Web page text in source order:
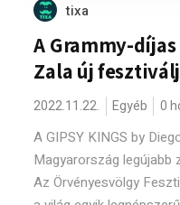
tixa
A Grammy-díjas
Zala új
2022.11.22. Egyéb 0
A GIPSY KINGS by
Magyarország legújabb
Az Örvényesvölgy